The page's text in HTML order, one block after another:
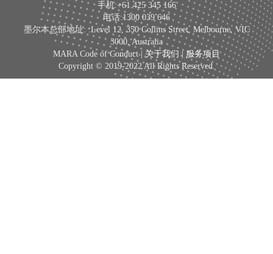
手机:+61 425 345 166
电话:1300 039 646
墨尔本总部地址: :Level 12, 350 Collins Street, Melbourne, VIC
3000, Australia
MARA Code of Conduct |关于我们 | 服务项目
Copyright © 2019-2022 All Rights Reserved.